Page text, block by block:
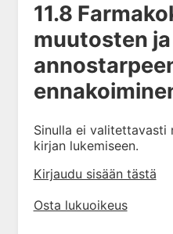
1. Farmakokinetiikan
ja sovellutukset
2. Lääkkeiden antotavat
3. Lääkeaineen pitoisuuden
vaikutuksen suhde
yhteisvaikutukset
5. Farmakogeneettiset
yksilövaihtelut
pitoisuusmittaukset
11.8
muutosten ja
Sinulla ei valitettavasti
kirjan lukemiseen.
Kirjaudu sisään tästä
Osta lukuoikeus